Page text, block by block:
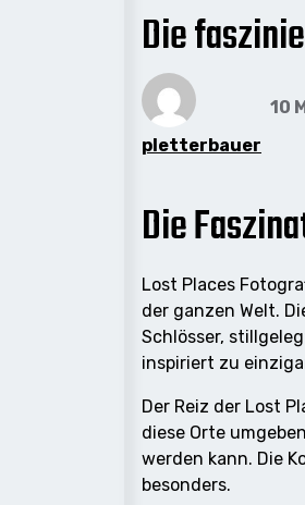
Die
pletterbauer
10
Die
Lost Places
der ganzen Welt.
Schlösser,
inspiriert zu
Der Reiz der Lost
diese Orte
werden kann. Die
besonders.